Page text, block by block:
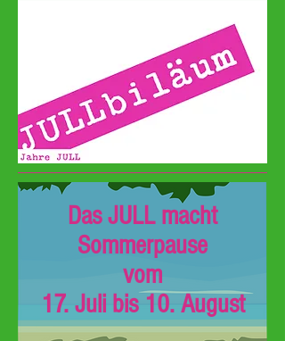
Das JULL macht
Sommerpause
vom
17. Juli bis 10. August